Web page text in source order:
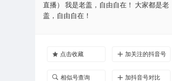
直播） 我是老盖，自由自在！ 大家都是老
盖，自由自在！
点击收藏 加关注的抖音号
相似号查询 加抖音号对比